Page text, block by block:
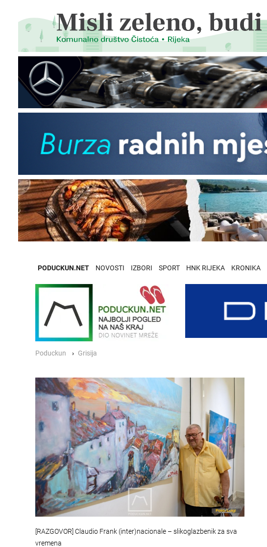
PODUCKUN.NET NOVOSTI IZBORI SPORT HNK RIJEKA KRONIKA
Poduckun Grisija
[RAZGOVOR] Claudio Frank (inter)nacionale – slikoglazbenik za sva
vremena